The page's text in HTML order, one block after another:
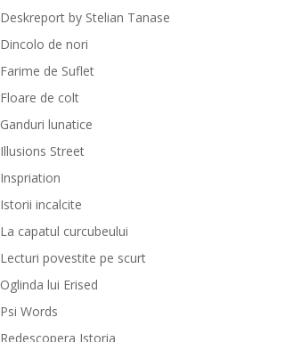
Deskreport by Stelian Tanase
Dincolo de nori
Farime de Suflet
Floare de colt
Ganduri lunatice
Illusions Street
Inspriation
Istorii incalcite
La capatul curcubeului
Lecturi povestite pe scurt
Oglinda lui Erised
Psi Words
Redescopera Istoria